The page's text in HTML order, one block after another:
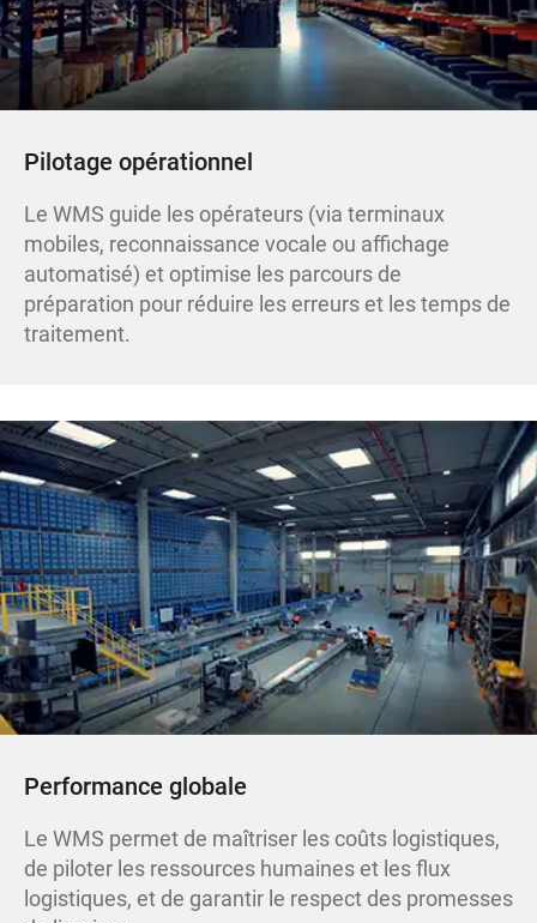
Pilotage opérationnel
Le WMS guide les opérateurs (via terminaux
mobiles, reconnaissance vocale ou affichage
automatisé) et optimise les parcours de
préparation pour réduire les erreurs et les temps de
traitement.
Performance globale
Le WMS permet de maîtriser les coûts logistiques,
de piloter les ressources humaines et les flux
logistiques, et de garantir le respect des promesses